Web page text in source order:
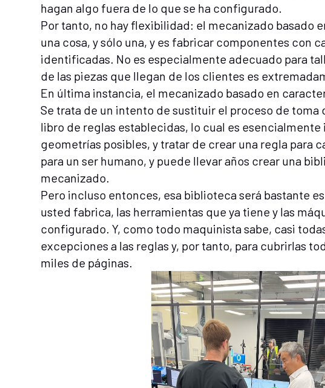
hagan algo fuera de lo que se ha configurado.
Por tanto, no hay flexibilidad: el mecanizado basado
una cosa, y sólo una, y es fabricar componentes con
identificadas. No es especialmente adecuado para
de las piezas que llegan de los clientes es
En última instancia, el mecanizado basado en
Se trata de un intento de sustituir el proceso de toma
libro de reglas establecidas, lo cual es
geometrías posibles, y tratar de crear una regla para
para un ser humano, y puede llevar años crear una
mecanizado.
Pero incluso entonces, esa biblioteca será bastante
usted fabrica, las herramientas que ya tiene y las
configurado. Y, como todo maquinista sabe, casi
excepciones a las reglas y, por tanto, para cubrirlas
miles de páginas.